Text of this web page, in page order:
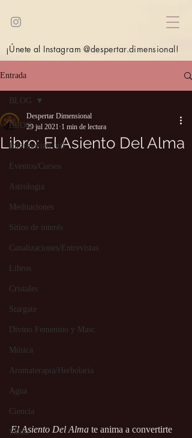
¡Únete al Instagram @despertar.dimensional!
Entrada
BLOG
Información útil
Eventos/Cursos
Astrología
Meditaciones
Sitios de interés
Canalizaciones/Entrevistas
Libros
Cristales
Stargate
Divino Femenino y Masc.
Música
Aromaterapia/Herbolaria
Agua
Ciencia
Salud
BLOG
Libro: El Asiento Del Alma
Despertar Dimensional
29 jul 2021 1 min de lectura
El Asiento Del Alma te anima a convertirte